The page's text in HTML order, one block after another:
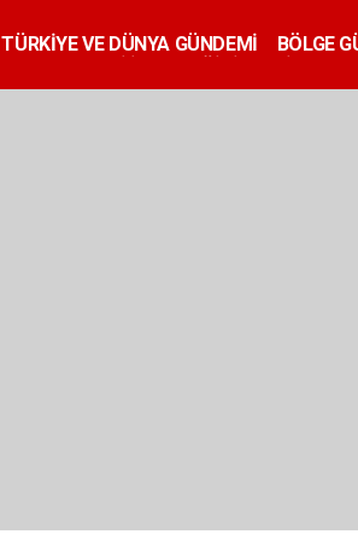
TÜRKİYE VE DÜNYA GÜNDEMİ BÖLGE